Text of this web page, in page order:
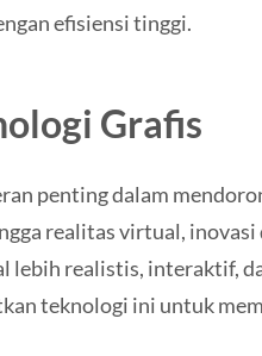
efisiensi tinggi.
Grafis
penting dalam
realitas virtual, inovasi
lebih realistis, interaktif,
teknologi ini untuk